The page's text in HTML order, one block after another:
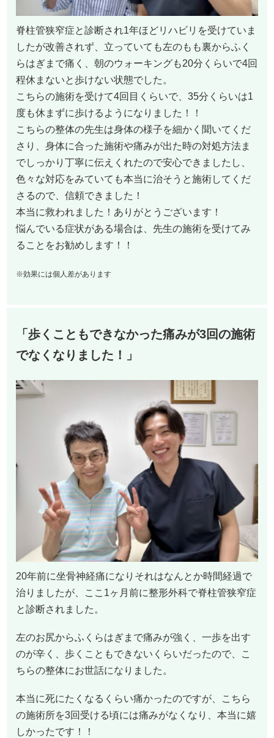
脊柱管狭窄症と診断され1年ほどリハビリを受けていま
したが改善されず、立っていても左のもも裏からふく
らはぎまで痛く、朝のウォーキングも20分くらいで4回
程休まないと歩けない状態でした。
こちらの施術を受けて4回目くらいで、35分くらいは1
度も休まずに歩けるようになりました！！
こちらの整体の先生は身体の様子を細かく聞いてくだ
さり、身体に合った施術や痛みが出た時の対処方法ま
でしっかり丁寧に伝えくれたので安心できましたし、
色々な対応をみていても本当に治そうと施術してくだ
さるので、信頼できました！
本当に救われました！ありがとうございます！
悩んでいる症状がある場合は、先生の施術を受けてみ
ることをお勧めします！！
※効果には個人差があります
「歩くこともできなかった痛みが3回の施術
でなくなりました！」
20年前に坐骨神経痛になりそれはなんとか時間経過で
治りましたが、ここ1ヶ月前に整形外科で脊柱管狭窄症
と診断されました。
左のお尻からふくらはぎまで痛みが強く、一歩を出す
のが辛く、歩くこともできないくらいだったので、こ
ちらの整体にお世話になりました。
本当に死にたくなるくらい痛かったのですが、こちら
の施術所を3回受ける頃には痛みがなくなり、本当に嬉
しかったです！！